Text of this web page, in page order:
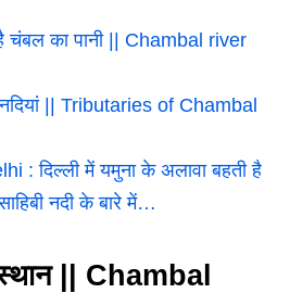
है चंबल का पानी || Chambal river
|| Tributaries of Chambal
: दिल्ली में यमुना के अलावा बहती है
नदी के बारे में…
|| Chambal